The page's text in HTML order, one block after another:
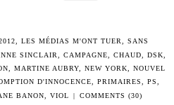
LES MÉDIAS M'ONT TUER
SANS
SINCLAIR ,CAMPAGNE ,CHAUD ,DSK
MARTINE AUBRY NEW YORK
NOUVEL
D'INNOCENCE PRIMAIRES PS
BANON VIOL | COMMENTS (30)